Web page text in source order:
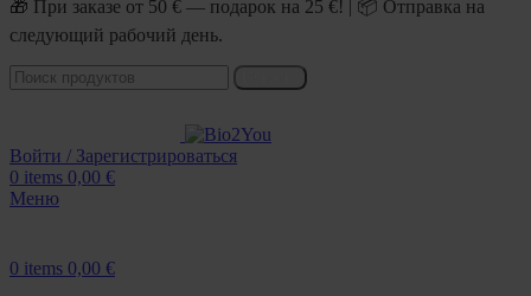
🎁 При заказе от 50 € — подарок на 25 €! | 📦 Отправка на
следующий рабочий день.
Войти / Зарегистрироваться
0 items 0,00 €
Меню
0 items 0,00 €